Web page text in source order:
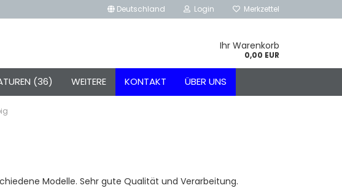
Deutschland Login Merkzettel
Ihr Warenkorb
0,00 EUR
(36) KONTAKT ÜBER UNS
WEITERE
Modelle. Sehr gute Qualität und Verarbeitung.